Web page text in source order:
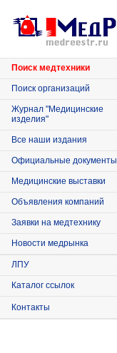
Поиск медтехники
Поиск организаций
Журнал "Медицинские
изделия"
Все наши издания
Официальные документы
Медицинские выставки
Объявления компаний
Заявки на медтехнику
Новости медрынка
ЛПУ
Каталог ссылок
Контакты